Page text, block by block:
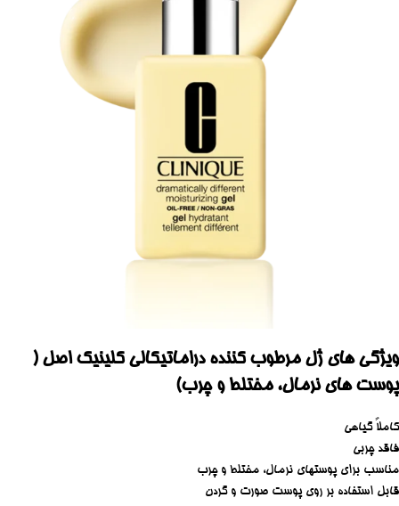
ویژگی های ژل مرطوب کننده دراماتیکالی کلینیک اصل (
پوست های نرمال، مختلط و چرب)
کاملاً گیاهی
فاقد چربی
مناسب برای پوستهای نرمال، مختلط و چرب
قابل استفاده بر روی پوست صورت و گردن